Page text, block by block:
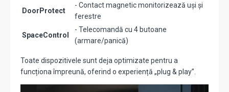
DoorProtect
- Contact magnetic monitorizează uși și
ferestre
SpaceControl
- Telecomandă cu 4 butoane
(armare/panică)
Toate dispozitivele sunt deja optimizate pentru a
funcționa împreună, oferind o experiență „plug & play”.